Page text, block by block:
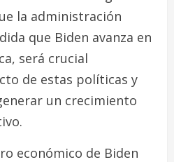
la administración
que Biden avanza en
será crucial
de estas políticas y
un crecimiento
económico de Biden